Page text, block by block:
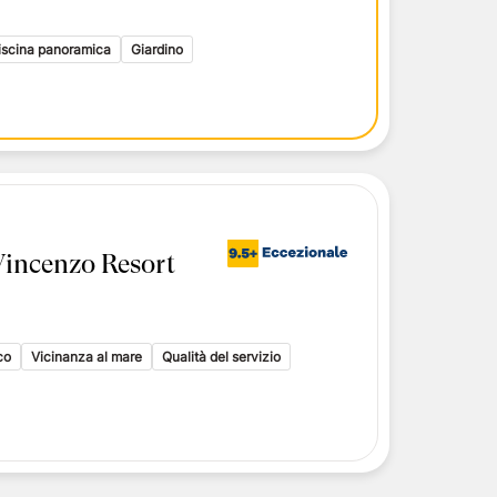
Isole Eolie
Isole Eolie
panoramica Giardino
Resort
Vicinanza al mare
Qualità del servizio